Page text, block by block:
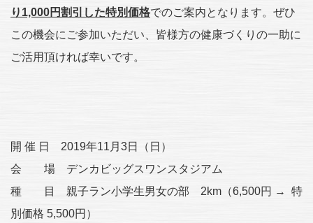
り 1,000円割引した特別価格でのご案内となります。ぜひ
この機会にご参加いただい、皆様方の健康づくりの一助に
ご活用頂ければ幸いです。
開 催 日 2019年11月3日（日）
会 場 デンカビッグスワンスタジアム
種 目 親子ラン小学生男女の部 2km（6,500円 → 特
別価格 5,500円）